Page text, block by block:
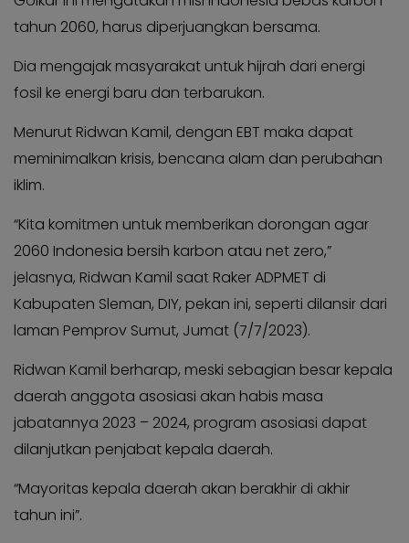
Kabar
Photo
KABAR
KADER
tahun 2060, harus diperjuangkan bersama.
Dia mengajak masyarakat untuk hijrah dari energi
fosil ke energi baru dan terbarukan.
Menurut Ridwan Kamil, dengan EBT maka dapat
meminimalkan krisis, bencana alam dan perubahan
iklim.
“Kita komitmen untuk memberikan dorongan agar
2060 Indonesia bersih karbon atau net zero,”
jelasnya, Ridwan Kamil saat Raker ADPMET di
Kabupaten Sleman, DIY, pekan ini, seperti dilansir dari
laman Pemprov Sumut, Jumat (7/7/2023).
Ridwan Kamil berharap, meski sebagian besar kepala
daerah anggota asosiasi akan habis masa
jabatannya 2023 – 2024, program asosiasi dapat
dilanjutkan penjabat kepala daerah.
“Mayoritas kepala daerah akan berakhir di akhir
tahun ini”.